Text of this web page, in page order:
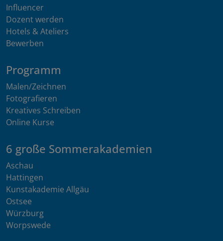
Influencer
Dozent werden
Hotels & Ateliers
Bewerben
Programm
Malen/Zeichnen
Fotografieren
Kreatives Schreiben
Online Kurse
6 große Sommerakademien
Aschau
Hattingen
Kunstakademie Allgäu
Ostsee
Würzburg
Worpswede